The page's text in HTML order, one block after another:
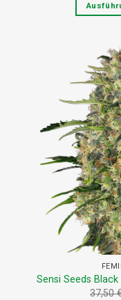
Sensi Seeds
37,50